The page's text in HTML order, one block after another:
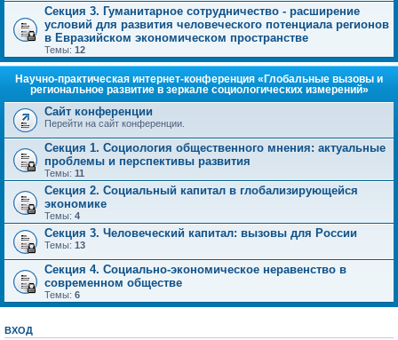
Секция 3. Гуманитарное сотрудничество - расширение
условий для развития человеческого потенциала регионов
в Евразийском экономическом пространстве
Темы: 12
Научно-практическая интернет-конференция «Глобальные вызовы и
региональное развитие в зеркале социологических измерений»
Сайт конференции
Перейти на сайт конференции.
Секция 1. Социология общественного мнения: актуальные
проблемы и перспективы развития
Темы: 11
Секция 2. Социальный капитал в глобализирующейся
экономике
Темы: 4
Секция 3. Человеческий капитал: вызовы для России
Темы: 13
Секция 4. Социально-экономическое неравенство в
современном обществе
Темы: 6
ВХОД